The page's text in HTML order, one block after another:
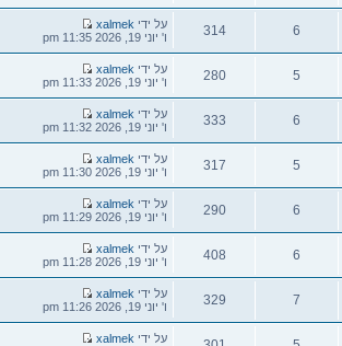
תגובות
צפיות
6
תגובות
314
צפיות
הודעה
אחרונה
על ידי xalmek
ו' יוני 19, 2026 11:35 pm
5
תגובות
280
צפיות
הודעה
אחרונה
על ידי xalmek
ו' יוני 19, 2026 11:33 pm
6
תגובות
333
צפיות
הודעה
אחרונה
על ידי xalmek
ו' יוני 19, 2026 11:32 pm
5
תגובות
317
צפיות
הודעה
אחרונה
על ידי xalmek
ו' יוני 19, 2026 11:30 pm
6
תגובות
290
צפיות
הודעה
אחרונה
על ידי xalmek
ו' יוני 19, 2026 11:29 pm
6
תגובות
408
צפיות
הודעה
אחרונה
על ידי xalmek
ו' יוני 19, 2026 11:28 pm
7
תגובות
329
צפיות
הודעה
אחרונה
על ידי xalmek
ו' יוני 19, 2026 11:26 pm
הודעה
על ידי xalmek